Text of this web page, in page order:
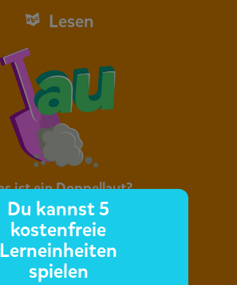
kostenfreie Testversion von scoyo.
Jetzt bestellen
1
Lesen
ist ein Doppellaut?
du, woran du einen Doppellaut
erkennst.
Du kannst 5
kostenfreie
Lerneinheiten
spielen